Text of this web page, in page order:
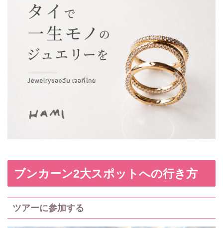
ブンカーン2大スポットへの行き方
ツアーに参加する